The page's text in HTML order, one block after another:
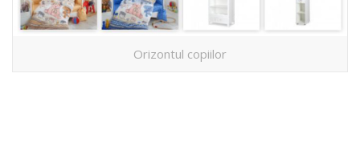
Orizontul copiilor